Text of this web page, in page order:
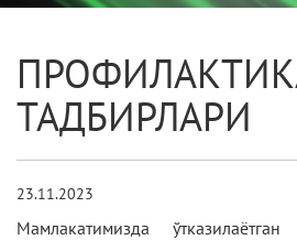
ТАДБИРЛАРИ
23.11.2023
Мамлакатимизда